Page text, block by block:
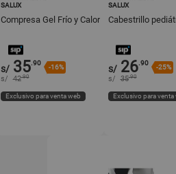
SALUX
Compresa Gel Frío y Calor
s/ 35.90
-16%
s/ 42.90
Exclusivo para venta web
SALUX
Cabestrillo
s/ 26.90
-25%
s/ 35.90
Exclusivo para venta